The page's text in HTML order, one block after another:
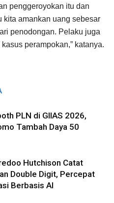
penggeroyokan itu dan
kita amankan uang sebesar
penodongan. Pelaku juga
perampokan,” katanya.
PLN di GIIAS 2026,
Tambah Daya 50
Hutchison Catat
Double Digit, Percepat
Berbasis AI